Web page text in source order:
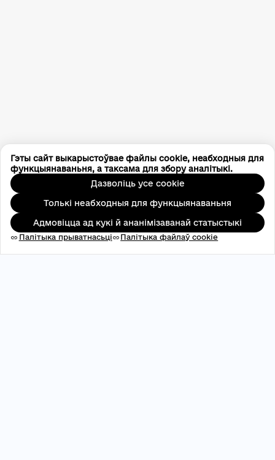
Гэты сайт выкарыстоўвае файлы cookie, неабходныя для
функцыянаваньня, а таксама для збору аналітыкі.
Дазволіць усе cookie
Толькі неабходныя для функцыянаваньня
Адмовіцца ад кукі й ананімізаванай статыстыкі
link Палітыка прыватнасьціlink Палітыка файлаў cookie